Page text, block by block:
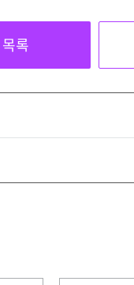
목록